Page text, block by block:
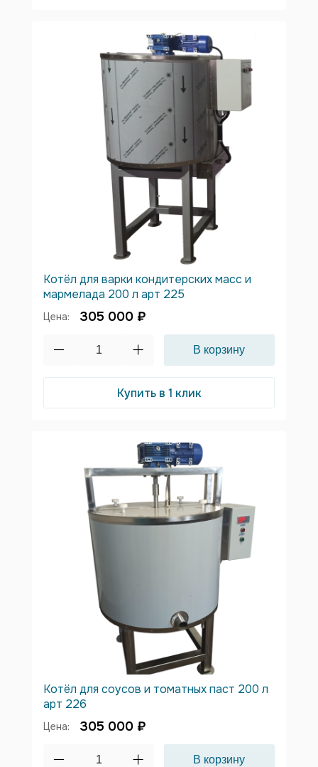
Котёл для варки кондитерских масс и
мармелада 200 л арт 225
Цена: 305 000 ₽
Купить в 1 клик
Котёл для соусов и томатных паст 200 л
арт 226
Цена: 305 000 ₽